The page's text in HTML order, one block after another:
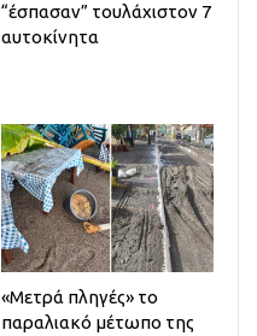
“έσπασαν” τουλάχιστον 7
αυτοκίνητα
«Μετρά πληγές» το
παραλιακό μέτωπο της